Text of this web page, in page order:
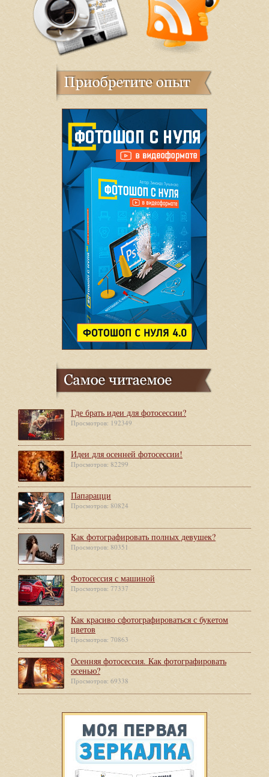
Где брать идеи для фотосессии?
Просмотров: 192349
Идеи для осенней фотосессии!
Просмотров: 82299
Папарацци
Просмотров: 80824
Как фотографировать полных девушек?
Просмотров: 80351
Фотосессия с машиной
Просмотров: 77337
Как красиво сфотографироваться с букетом
цветов
Просмотров: 70863
Осенняя фотосессия. Как фотографировать
осенью?
Просмотров: 69338